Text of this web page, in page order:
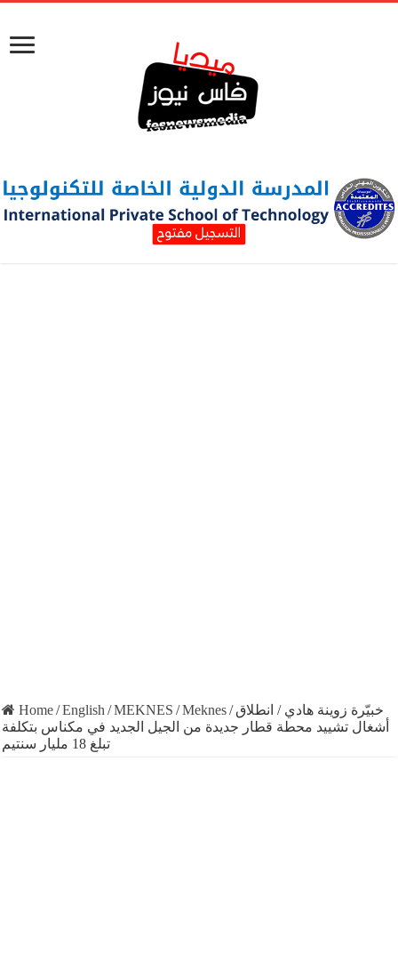
Home/English /MEKNES /Meknes/ خبيّرة زوينة هادي / انطلاق
أشغال تشييد محطة قطار جديدة من الجيل الجديد في مكناس بتكلفة
تبلغ 18 مليار سنتيم